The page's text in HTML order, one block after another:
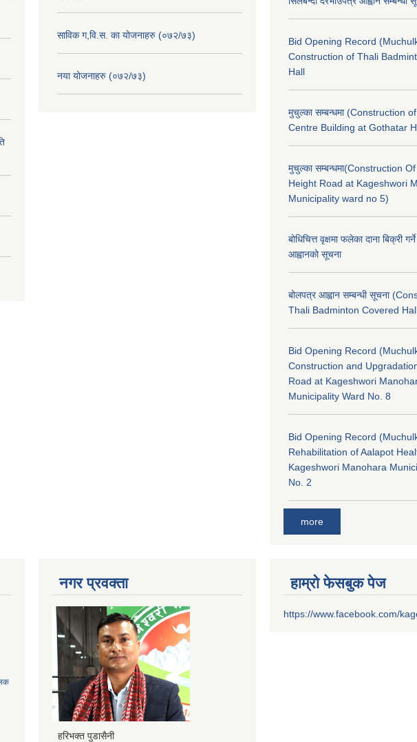
साविक ग,वि.स. का योजनाहरु (०७२/७३)
नया योजनाहरु (०७२/७३)
Bid Opening Record
Construction of Thali
Hall
मुचुल्का सम्बन्धमा (Construction
Centre Building at Gothatar
मुचुल्का सम्बन्धमा(Construction
Height Road at Kageshwori
Municipality ward no 5)
बोधिचित्त वृक्षमा फलेका दाना बिक्री
आह्वानको सूचना
बोलपत्र आह्वान सम्बन्धी सूचना
Thali Badminton Covered
Bid Opening Record
Construction and
Road at Kageshwori
Municipality Ward No. 8
Bid Opening Record
Rehabilitation of Aalapot
Kageshwori Manohara
No. 2
more
नगर प्रवक्ता
हरिभक्त पुडासैनी
हाम्रो फेसबुक पेज
https://www.facebook.com/